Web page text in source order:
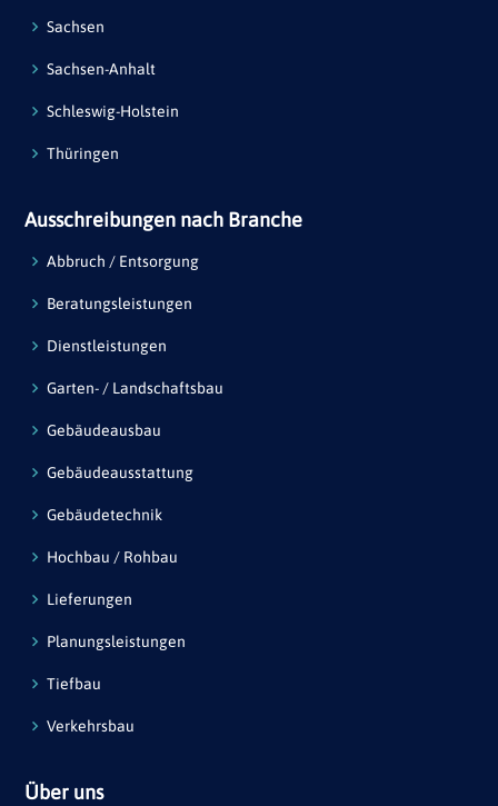
Sachsen
Sachsen-Anhalt
Schleswig-Holstein
Thüringen
Ausschreibungen nach Branche
Abbruch / Entsorgung
Beratungsleistungen
Dienstleistungen
Garten- / Landschaftsbau
Gebäudeausbau
Gebäudeausstattung
Gebäudetechnik
Hochbau / Rohbau
Lieferungen
Planungsleistungen
Tiefbau
Verkehrsbau
Über uns